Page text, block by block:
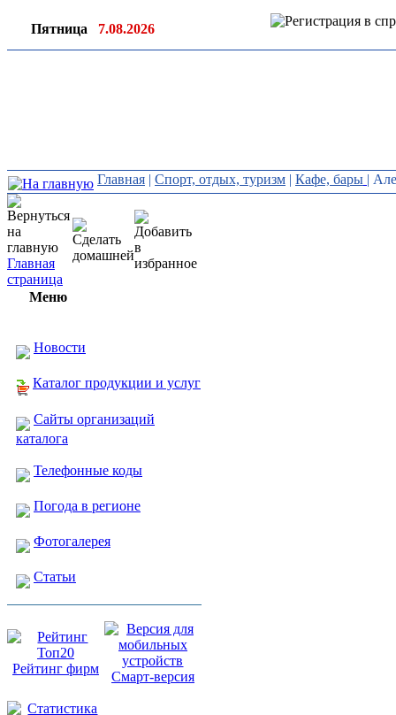
Пятница 7.08.2026
Главная | Спорт, отдых, туризм | Кафе, бары |
Главная
страница
Меню
Новости
Каталог продукции и услуг
Сайты организаций
каталога
Телефонные коды
Погода в регионе
Фотогалерея
Статьи
Рейтинг фирм
Смарт-версия